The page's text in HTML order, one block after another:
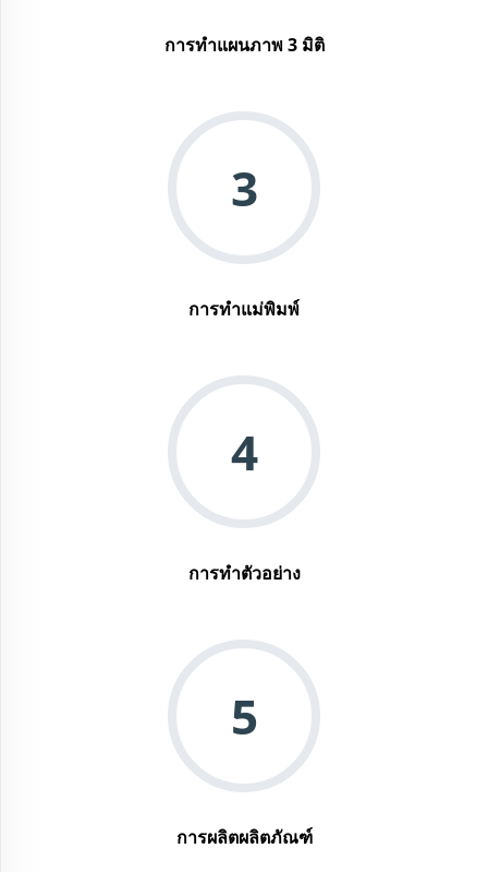
การทำแผนภาพ 3 มิติ
3
การทำแม่พิมพ์
4
การทําตัวอย่าง
5
การผลิตผลิตภัณฑ์